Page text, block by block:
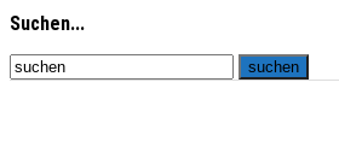
Suchen...